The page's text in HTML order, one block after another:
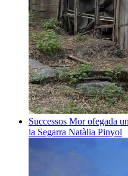
Successos Mor ofegada
la Segarra Natàlia Pinyol